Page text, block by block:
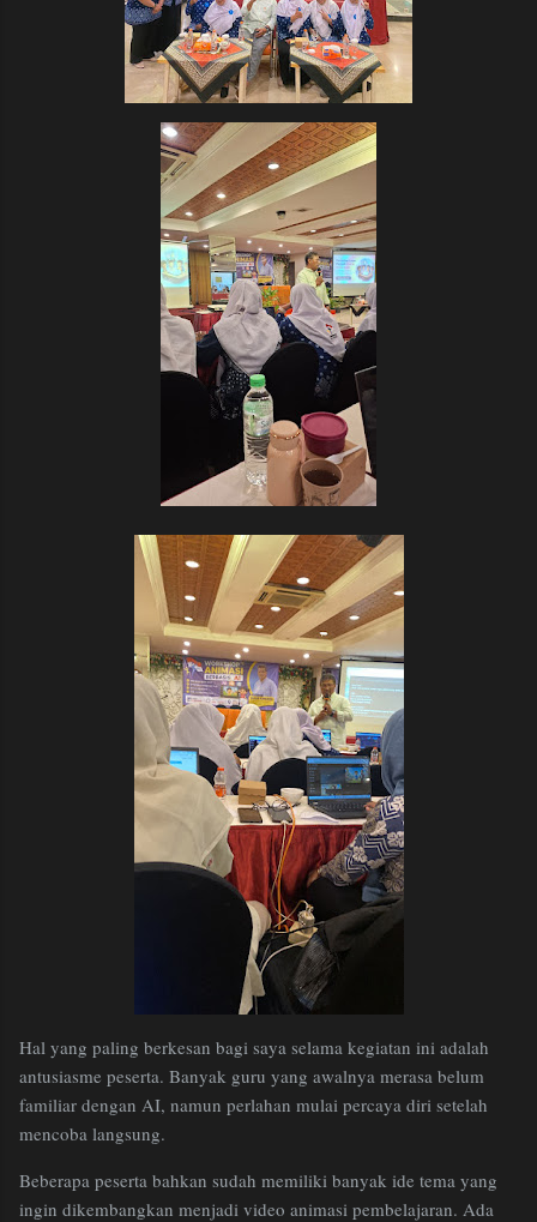
Hal yang paling berkesan bagi saya selama kegiatan ini adalah
antusiasme peserta. Banyak guru yang awalnya merasa belum
familiar dengan AI, namun perlahan mulai percaya diri setelah
mencoba langsung.
Beberapa peserta bahkan sudah memiliki banyak ide tema yang
ingin dikembangkan menjadi video animasi pembelajaran. Ada